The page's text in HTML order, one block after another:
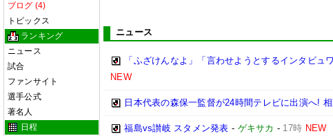
ブログ (4)
トピックス
ランキング
ニュース
試合
ファンサイト
選手公式
著名人
日程
ニュース
「ふざけんなよ」「言わせようとするインタビ
NEW
日本代表の森保一監督が24時間テレビに出演へ!
福島vs讃岐 スタメン発表 - ゲキサカ - 17時 NEW